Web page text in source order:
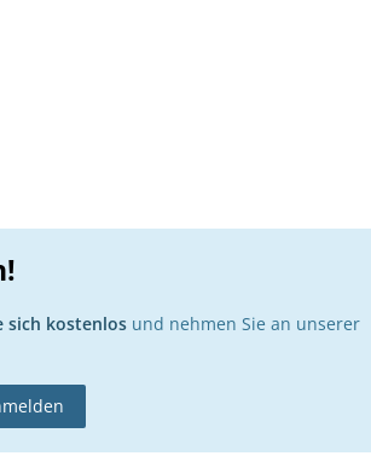
sich kostenlos und nehmen Sie an unserer